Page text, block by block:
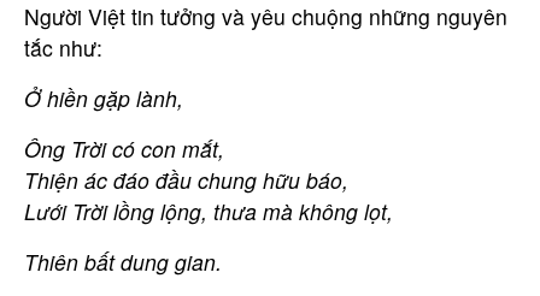
Người Việt tin tưởng và yêu chuộng những nguyên
tắc như:
Ở hiền gặp lành,
Ông Trời có con mắt,
Thiện ác đáo đầu chung hữu báo,
Lưới Trời lồng lộng, thưa mà không lọt,
Thiên bất dung gian.